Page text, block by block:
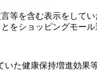
等を含む表示をして
をショッピングモー
た健康保持増進効果